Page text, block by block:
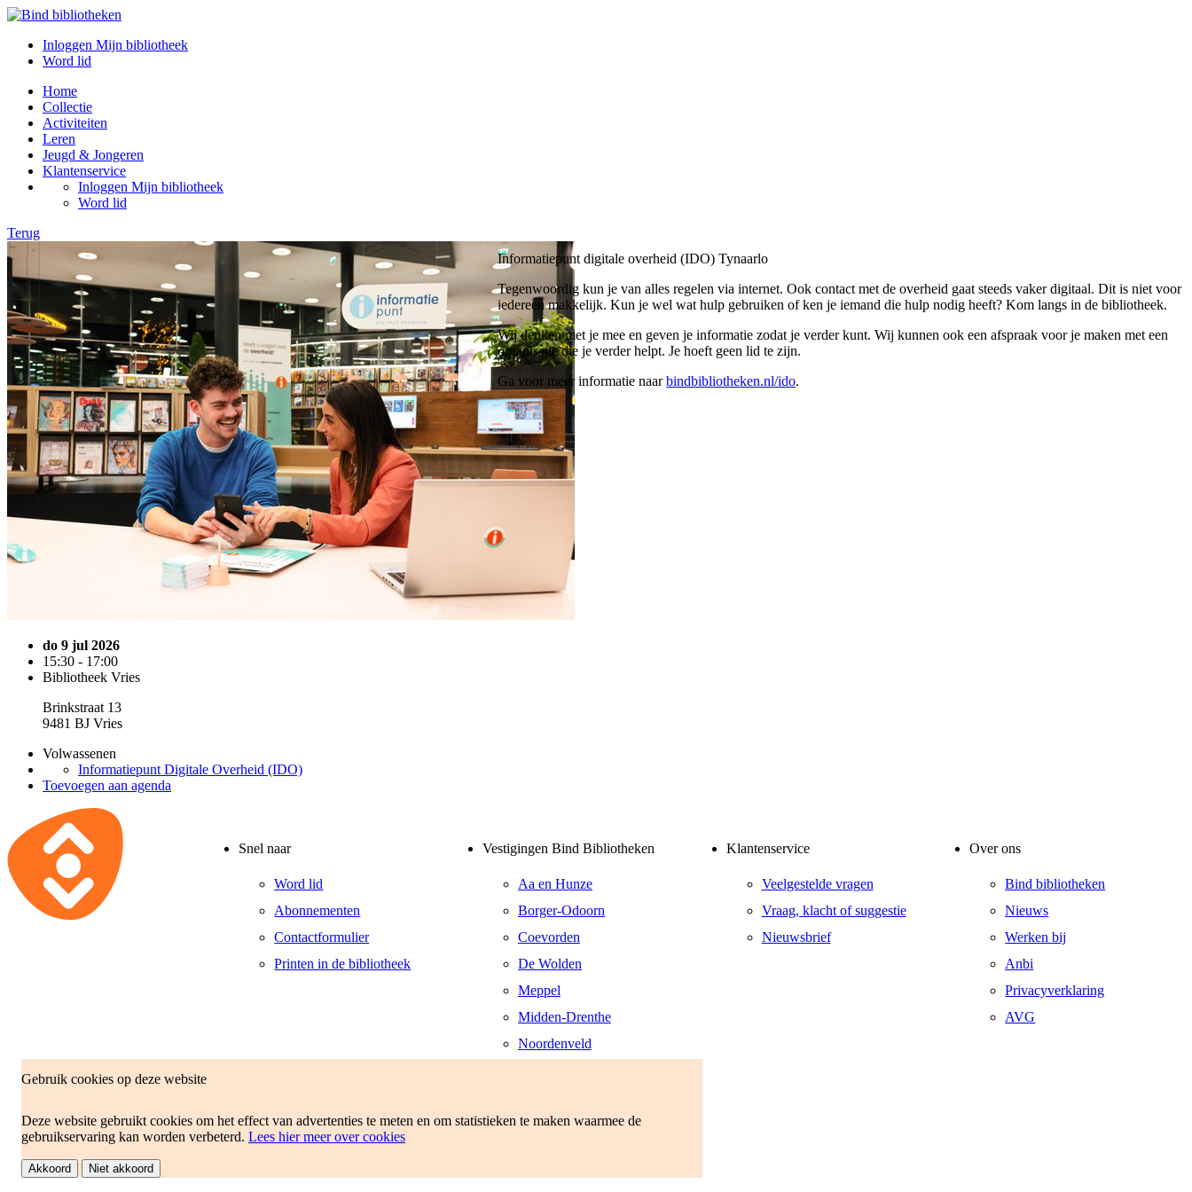
Gebruik cookies op deze website
Deze website gebruikt cookies om het effect van advertenties te meten en om statistieken te maken waarmee de
gebruikservaring kan worden verbeterd. Lees hier meer over cookies
Akkoord Niet akkoord
Inloggen Mijn bibliotheek
Word lid
Home
Collectie
Activiteiten
Leren
Jeugd & Jongeren
Klantenservice
Inloggen Mijn bibliotheek
Word lid
Terug
do 9 jul 2026
15:30 - 17:00
Bibliotheek Vries
Brinkstraat 13
9481 BJ Vries
Volwassenen
Informatiepunt Digitale Overheid (IDO)
Toevoegen aan agenda
Informatiepunt digitale overheid (IDO) Tynaarlo
Tegenwoordig kun je van alles regelen via internet. Ook contact met de overheid gaat steeds vaker digitaal. Dit is niet voor
iedereen makkelijk. Kun je wel wat hulp gebruiken of ken je iemand die hulp nodig heeft? Kom langs in de bibliotheek.
Wij denken met je mee en geven je informatie zodat je verder kunt. Wij kunnen ook een afspraak voor je maken met een
organisatie die je verder helpt. Je hoeft geen lid te zijn.
Ga voor meer informatie naarbindbibliotheken.nl/ido.
Snel naar
Word lid
Abonnementen
Contactformulier
Printen in de bibliotheek
Vestigingen Bind Bibliotheken
Aa en Hunze
Borger-Odoorn
Coevorden
De Wolden
Meppel
Midden-Drenthe
Noordenveld
Klantenservice
Veelgestelde vragen
Vraag, klacht of suggestie
Nieuwsbrief
Over ons
Bind bibliotheken
Nieuws
Werken bij
Anbi
Privacyverklaring
AVG